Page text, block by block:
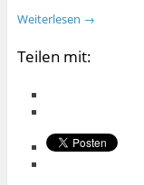
Weiterlesen →
Teilen mit: